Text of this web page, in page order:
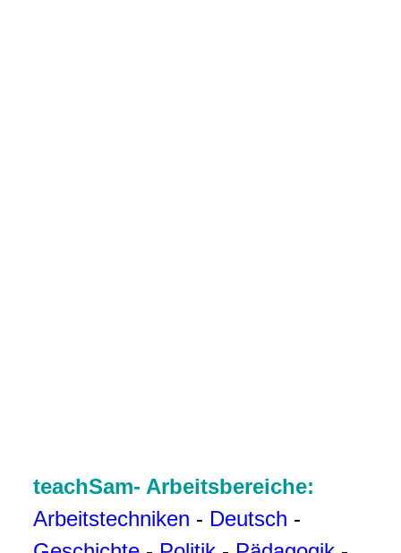
teachSam- Arbeitsbereiche:
Arbeitstechniken - Deutsch -